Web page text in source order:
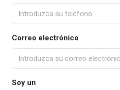
Correo electrónico
Soy un